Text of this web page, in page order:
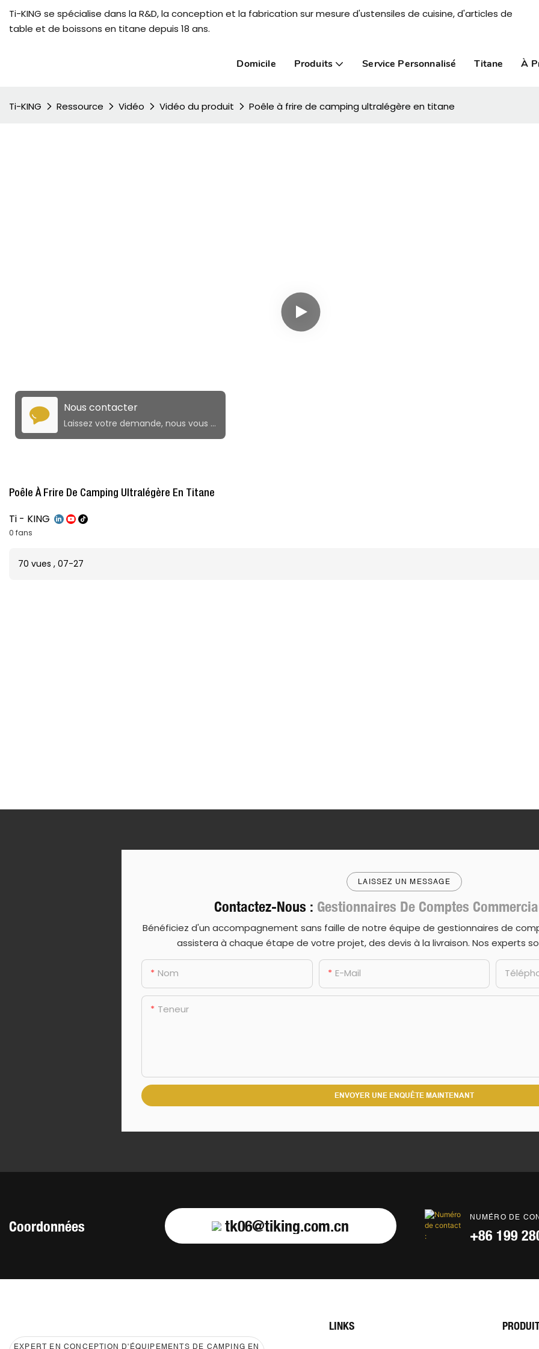
Ti-KING se spécialise dans la R&D, la conception et la fabrication sur mesure d'ustensiles de cuisine, d'articles de
table et de boissons en titane depuis 18 ans.
Domicile Produits Service Personnalisé Titane À
Ti-KING Ressource Vidéo Vidéo du produit Poêle à frire de camping ultralégère en titane
Nous contacter
Laissez votre demande, nous vous fournirons des produits et services de qualité!
Poêle À Frire De Camping Ultralégère En Titane
Ti - KING
0 fans
70 vues , 07-27
LAISSEZ UN MESSAGE
Contactez-Nous : Gestionnaires De Comptes
Bénéficiez d'un accompagnement sans faille de notre équipe de gestionnaires de
assistera à chaque étape de votre projet, des devis à la livraison. Nos experts
Nom E-Mail
Teneur
ENVOYER UNE ENQUÊTE MAINTENANT
Coordonnées tk06@tiking.com.cn NUMÉRO DE
+86 199
EXPERT EN CONCEPTION D'ÉQUIPEMENTS DE CAMPING EN
LINKS